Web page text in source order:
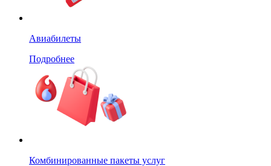
Авиабилеты
Подробнее
Комбинированные пакеты услуг